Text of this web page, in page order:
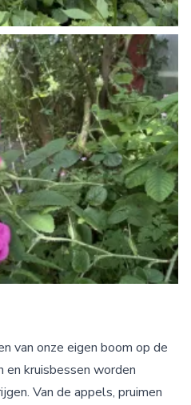
van onze eigen boom op de
en kruisbessen worden
Van de appels, pruimen